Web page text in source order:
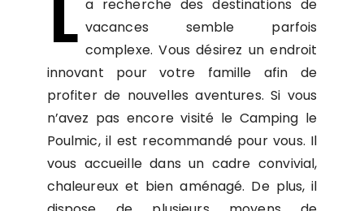
L a recherche des destinations de
vacances semble parfois
complexe. Vous désirez un endroit
innovant pour votre famille afin de
profiter de nouvelles aventures. Si vous
n’avez pas encore visité le Camping le
Poulmic, il est recommandé pour vous. Il
vous accueille dans un cadre convivial,
chaleureux et bien aménagé. De plus, il